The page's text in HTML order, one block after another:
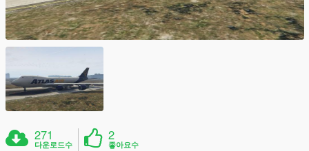
271
다운로드수
2
좋아요수